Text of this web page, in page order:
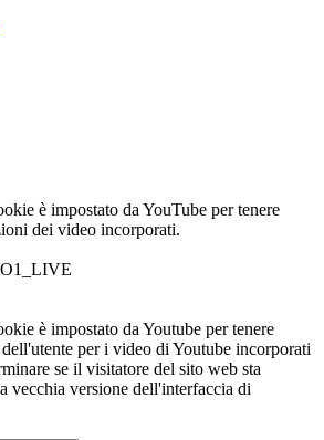
è impostato da YouTube per tenere
dei video incorporati.
è impostato da Youtube per tenere
per i video di Youtube incorporati
se il visitatore del sito web sta
vecchia versione dell'interfaccia di